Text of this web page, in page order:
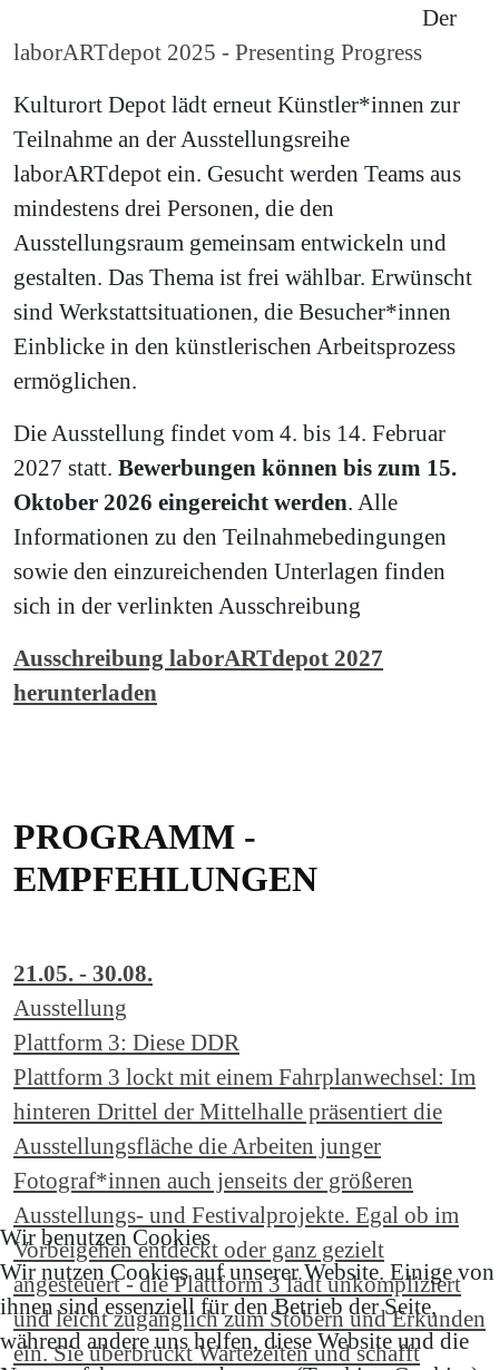
laborARTdepot 2025 - Presenting Progress
Der
Kulturort Depot lädt erneut Künstler*innen zur
Teilnahme an der Ausstellungsreihe
laborARTdepot ein. Gesucht werden Teams aus
mindestens drei Personen, die den
Ausstellungsraum gemeinsam entwickeln und
gestalten. Das Thema ist frei wählbar. Erwünscht
sind Werkstattsituationen, die Besucher*innen
Einblicke in den künstlerischen Arbeitsprozess
ermöglichen.
Die Ausstellung findet vom 4. bis 14. Februar
2027 statt. Bewerbungen können bis zum 15.
Oktober 2026 eingereicht werden. Alle
Informationen zu den Teilnahmebedingungen
sowie den einzureichenden Unterlagen finden
sich in der verlinkten Ausschreibung
Ausschreibung laborARTdepot 2027
herunterladen
PROGRAMM -
EMPFEHLUNGEN
21.05. - 30.08.
Ausstellung
Plattform 3: Diese DDR
Plattform 3 lockt mit einem Fahrplanwechsel: Im
hinteren Drittel der Mittelhalle präsentiert die
Ausstellungsfläche die Arbeiten junger
Fotograf*innen auch jenseits der größeren
Ausstellungs- und Festivalprojekte. Egal ob im
Vorbeigehen entdeckt oder ganz gezielt
angesteuert - die Plattform 3 lädt unkompliziert
und leicht zugänglich zum Stöbern und Erkunden
ein. Sie überbrückt Wartezeiten und schafft
Wir benutzen Cookies
Wir nutzen Cookies auf unserer Website. Einige von
ihnen sind essenziell für den Betrieb der Seite,
während andere uns helfen, diese Website und die